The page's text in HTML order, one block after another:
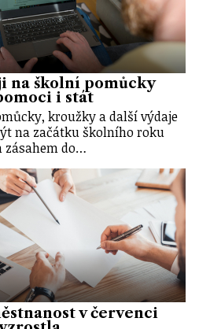
na školní pomůcky
i stát
kroužky a další výdaje
na začátku školního roku
zásahem do…
v červenci